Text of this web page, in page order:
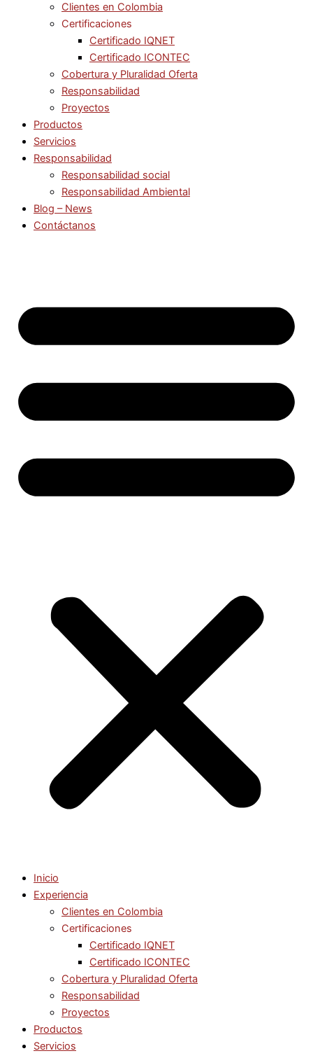
Clientes en Colombia
Certificaciones
Certificado IQNET
Certificado ICONTEC
Cobertura y Pluralidad Oferta
Responsabilidad
Proyectos
Productos
Servicios
Responsabilidad
Responsabilidad social
Responsabilidad Ambiental
Blog – News
Contáctanos
Inicio
Experiencia
Clientes en Colombia
Certificaciones
Certificado IQNET
Certificado ICONTEC
Cobertura y Pluralidad Oferta
Responsabilidad
Proyectos
Productos
Servicios